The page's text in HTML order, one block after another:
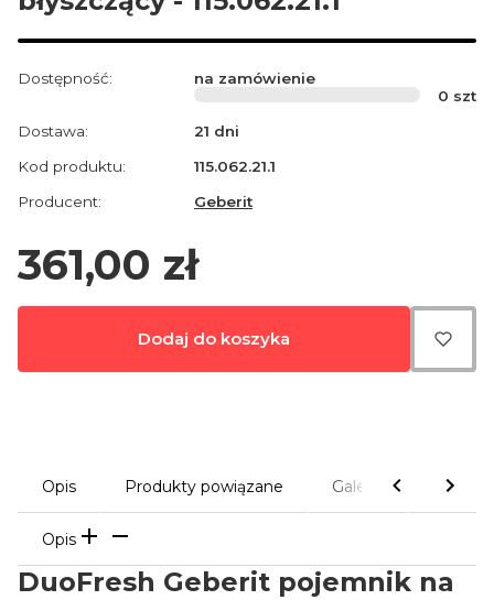
Dostępność:
na zamówienie
0 szt
Dostawa:
21 dni
Kod produktu:
115.062.21.1
Producent:
Geberit
Cena
361,00 zł
Dodaj do koszyka
Opis Produkty powiązane Galeria
Opis
DuoFresh Geberit pojemnik na